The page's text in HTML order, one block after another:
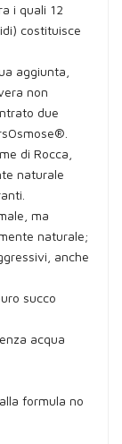
i quali 12
costituisce
aggiunta,
non
due
di Rocca,
naturale
ma
naturale;
anche
succo
acqua
formula no